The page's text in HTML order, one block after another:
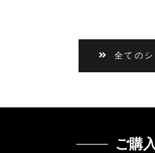
全ての
ご購